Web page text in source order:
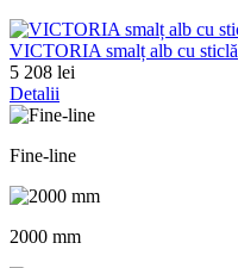
VICTORIA smalț alb cu sticlă
5 208 lei
Detalii
Fine-line
2000 mm